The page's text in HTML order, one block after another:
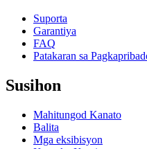
Suporta
Garantiya
FAQ
Patakaran sa
Susihon
Mahitungod Kanato
Balita
Mga eksibisyon